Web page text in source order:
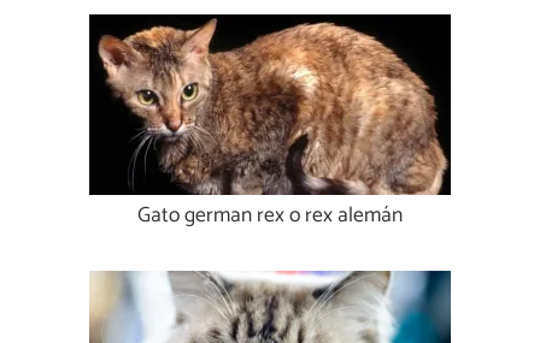
Gato german rex o rex alemán